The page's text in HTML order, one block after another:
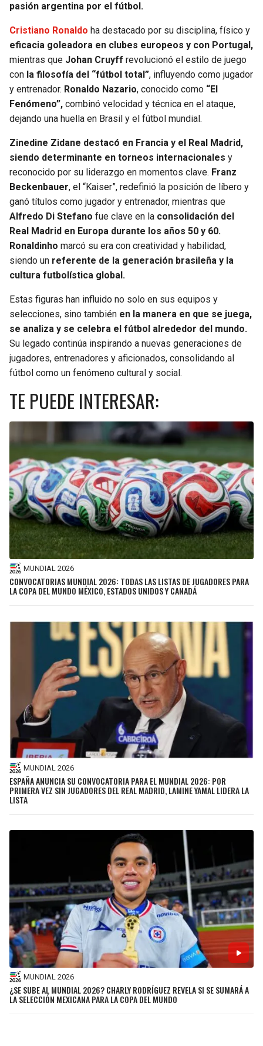
pasión argentina por el fútbol.
Cristiano Ronaldo ha destacado por su disciplina, físico y
eficacia goleadora en clubes europeos y con Portugal,
mientras que Johan Cruyff revolucionó el estilo de juego
con la filosofía del “fútbol total”, influyendo como jugador
y entrenador. Ronaldo Nazario, conocido como “El
Fenómeno”, combinó velocidad y técnica en el ataque,
dejando una huella en Brasil y el fútbol mundial.
Zinedine Zidane destacó en Francia y el Real Madrid,
siendo determinante en torneos internacionales y
reconocido por su liderazgo en momentos clave. Franz
Beckenbauer, el “Kaiser”, redefinió la posición de líbero y
ganó títulos como jugador y entrenador, mientras que
Alfredo Di Stefano fue clave en la consolidación del
Real Madrid en Europa durante los años 50 y 60.
Ronaldinho marcó su era con creatividad y habilidad,
siendo un referente de la generación brasileña y la
cultura futbolística global.
Estas figuras han influido no solo en sus equipos y
selecciones, sino también en la manera en que se juega,
se analiza y se celebra el fútbol alrededor del mundo.
Su legado continúa inspirando a nuevas generaciones de
jugadores, entrenadores y aficionados, consolidando al
fútbol como un fenómeno cultural y social.
TE PUEDE INTERESAR:
MUNDIAL 2026
CONVOCATORIAS MUNDIAL 2026: TODAS LAS LISTAS DE JUGADORES PARA
LA COPA DEL MUNDO MÉXICO, ESTADOS UNIDOS Y CANADÁ
MUNDIAL 2026
ESPAÑA ANUNCIA SU CONVOCATORIA PARA EL MUNDIAL 2026: POR
PRIMERA VEZ SIN JUGADORES DEL REAL MADRID, LAMINE YAMAL LIDERA LA
LISTA
MUNDIAL 2026
¿SE SUBE AL MUNDIAL 2026? CHARLY RODRÍGUEZ REVELA SI SE SUMARÁ A
LA SELECCIÓN MEXICANA PARA LA COPA DEL MUNDO